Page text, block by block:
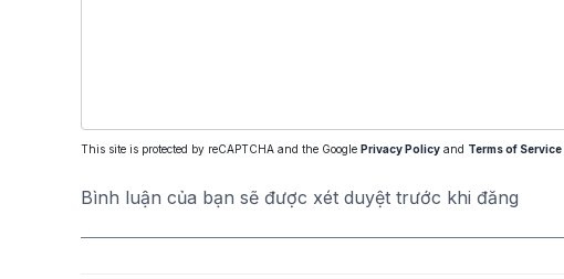
This site is protected by reCAPTCHA and the Google Privacy Policy and Terms of Service
Bình luận của bạn sẽ được xét duyệt trước khi đăng